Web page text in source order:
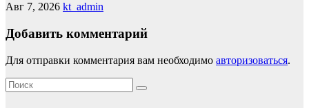
Авг 7, 2026 kt_admin
Добавить комментарий
Для отправки комментария вам необходимо авторизоваться.